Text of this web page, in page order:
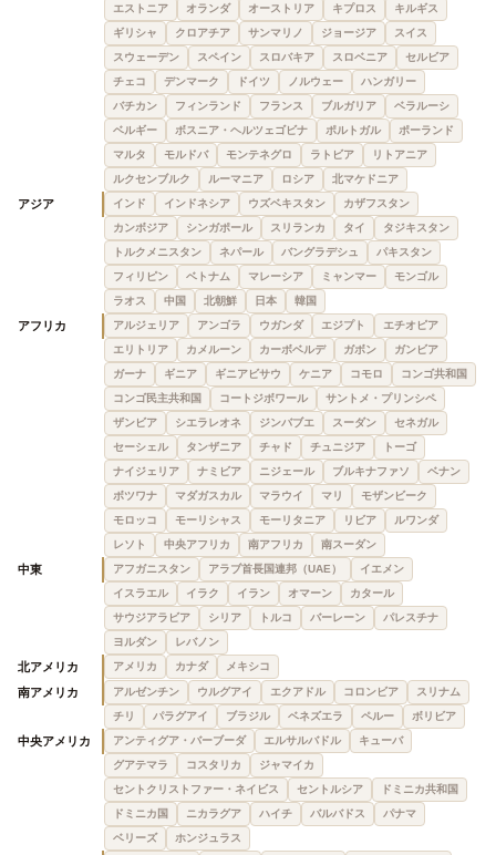
エストニア
オランダ オーストリア キプロス
キルギス
ギリシャ
クロアチア サンマリノ ジョージア
スイス
スウェーデン
スペイン スロバキア スロベニア
セルビア
チェコ
デンマーク ドイツ ノルウェー
ハンガリー
バチカン
フィンランド フランス ブルガリア
ベラルーシ
ベルギー
ボスニア・ヘルツェゴビナ ポルトガル
ポーランド
マルタ
モルドバ モンテネグロ ラトビア
リトアニア
ルクセンブルク
ルーマニア ロシア 北マケドニア
アジア インド インドネシア ウズベキスタン
カザフスタン
カンボジア
シンガポール スリランカ タイ
タジキスタン
トルクメニスタン
ネパール バングラデシュ
パキスタン
フィリピン
ベトナム マレーシア ミャンマー
モンゴル
ラオス
中国 北朝鮮 日本 韓国
アフリカ アルジェリア アンゴラ ウガンダ エジプト
エチオピア
エリトリア
カメルーン カーボベルデ ガボン
ガンビア
ガーナ
ギニア ギニアビサウ ケニア コモロ
コンゴ共和国
コンゴ民主共和国
コートジボワール
サントメ・プリンシペ
ザンビア
シエラレオネ ジンバブエ スーダン
セネガル
セーシェル
タンザニア チャド チュニジア
トーゴ
ナイジェリア
ナミビア ニジェール ブルキナファソ
ベナン
ボツワナ
マダガスカル マラウイ マリ
モザンビーク
モロッコ
モーリシャス モーリタニア リビア
ルワンダ
レソト
中央アフリカ 南アフリカ 南スーダン
中東 アフガニスタン アラブ首長国連邦（UAE）
イエメン
イスラエル
イラク イラン オマーン
カタール
サウジアラビア
シリア トルコ バーレーン
パレスチナ
ヨルダン
レバノン
北アメリカ アメリカ カナダ メキシコ
南アメリカ アルゼンチン ウルグアイ エクアドル コロンビア
スリナム
チリ
パラグアイ ブラジル ベネズエラ ペルー ボリビア
中央アメリカ アンティグア・バーブーダ エルサルバドル
キューバ
グアテマラ
コスタリカ
ジャマイカ
セントクリストファー・ネイビス
セントルシア
ドミニカ共和国
ドミニカ国
ニカラグア ハイチ バルバドス
パナマ
ベリーズ
ホンジュラス